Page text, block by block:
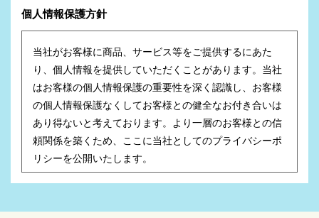
個人情報保護方針
当社がお客様に商品、サービス等をご提供するにあた
り、個人情報を提供していただくことがあります。当社
はお客様の個人情報保護の重要性を深く認識し、お客様
の個人情報保護なくしてお客様との健全なお付き合いは
あり得ないと考えております。より一層のお客様との信
頼関係を築くため、ここに当社としてのプライバシーポ
リシーを公開いたします。
用いたしません。